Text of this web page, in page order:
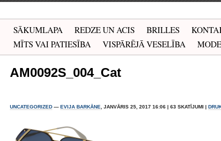
SĀKUMLAPA REDZE UN ACIS BRILLES
MĪTS VAI PATIESĪBA
VISPĀRĒJĀ VESELĪBA MODE
AM0092S_004_Cat
UNCATEGORIZED — EVIJA BARKĀNE , JANVĀRIS 25, 2017 16:06 | 63 SKATĪJUMI |